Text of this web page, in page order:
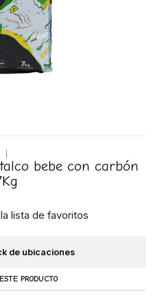
bebe con carbón
lista de favoritos
de ubicaciones
PRODUCTO